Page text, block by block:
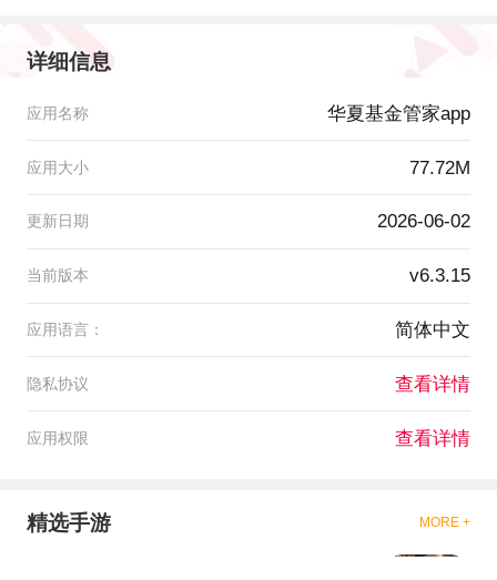
详细信息
应用名称 华夏基金管家app
应用大小 77.72M
更新日期 2026-06-02
当前版本 v6.3.15
应用语言： 简体中文
隐私协议 查看详情
应用权限 查看详情
精选手游 MORE +